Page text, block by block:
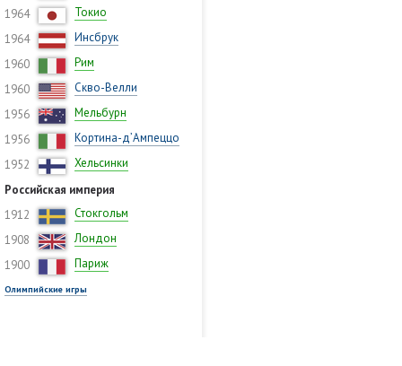
1964
Токио
1964
Инсбрук
1960
Рим
1960
Скво-Велли
1956
Мельбурн
1956
Кортина-д’Ампеццо
1952
Хельсинки
Российская империя
1912
Стокгольм
1908
Лондон
1900
Париж
Олимпийские игры